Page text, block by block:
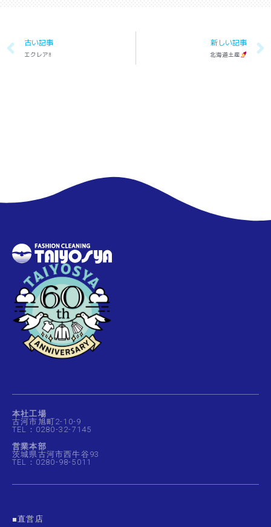
古い記事
エクレア!!
新しい記事
北海道土産
本社工場
古河市旭町2-10-9
TEL：0280-32-7145
営業本部
茨城県古河市西牛谷93
TEL：0280-98-5011
■直営店